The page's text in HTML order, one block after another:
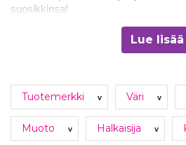
suosikkinsa!
Juhlakaupan
Juhlakaupan
kaikki teemat ja muodot!
Lue lisää
Tuotemerkki v Väri v
Muoto v Halkaisija v